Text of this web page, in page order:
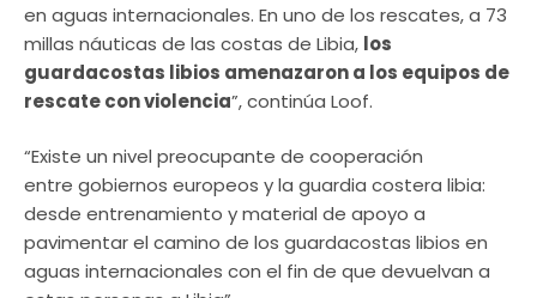
en aguas internacionales. En uno de los rescates, a 73
millas náuticas de las costas de Libia, los
guardacostas libios amenazaron a los equipos de
rescate con violencia”, continúa Loof.
“Existe un nivel preocupante de cooperación
entre gobiernos europeos y la guardia costera libia:
desde entrenamiento y material de apoyo a
pavimentar el camino de los guardacostas libios en
aguas internacionales con el fin de que devuelvan a